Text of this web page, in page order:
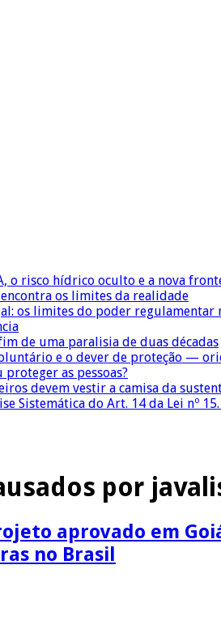
o risco hídrico oculto e a nova
os limites da realidade
os limites do poder regulamentar
de uma paralisia de duas décadas
e o dever de proteção —
as pessoas?
devem vestir a camisa da
Sistemática do Art. 14 da Lei nº
por
aprovado em
no Brasil